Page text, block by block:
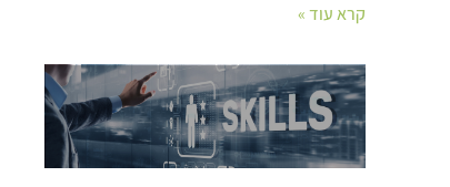
קרא עוד »